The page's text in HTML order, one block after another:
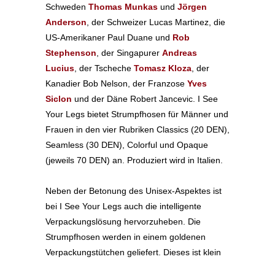
Schweden Thomas Munkas und Jörgen
Anderson , der Schweizer Lucas Martinez, die
US-Amerikaner Paul Duane und Rob
Stephenson , der Singapurer Andreas
Lucius , der Tscheche Tomasz Kloza , der
Kanadier Bob Nelson, der Franzose Yves
Siclon und der Däne Robert Jancevic. I See
Your Legs bietet Strumpfhosen für Männer und
Frauen in den vier Rubriken Classics (20 DEN),
Seamless (30 DEN), Colorful und Opaque
(jeweils 70 DEN) an. Produziert wird in Italien.
Neben der Betonung des Unisex-Aspektes ist
bei I See Your Legs auch die intelligente
Verpackungslösung hervorzuheben. Die
Strumpfhosen werden in einem goldenen
Verpackungstütchen geliefert. Dieses ist klein